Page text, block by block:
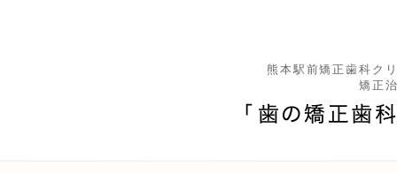
熊本駅前矯正歯科ク
矯正